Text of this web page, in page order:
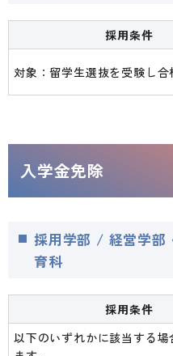
採用条件
対象：留学生選抜を受験し合
入学金免除
採用学部 / 経営学部
育科
採用条件
以下のいずれかに該当する場